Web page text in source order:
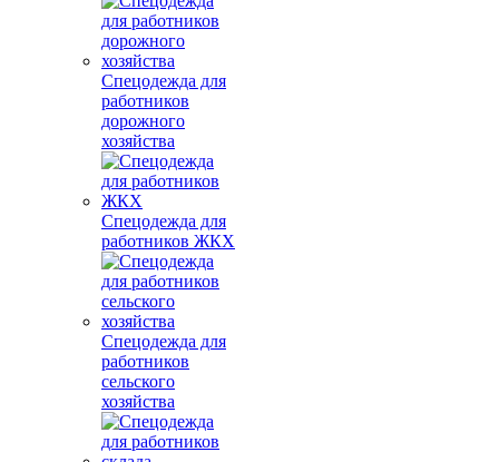
Спецодежда для
работников
дорожного
хозяйства
Спецодежда для
работников ЖКХ
Спецодежда для
работников
сельского
хозяйства